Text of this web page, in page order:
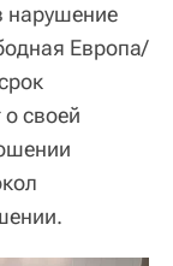
нарушение
Европа/
своей